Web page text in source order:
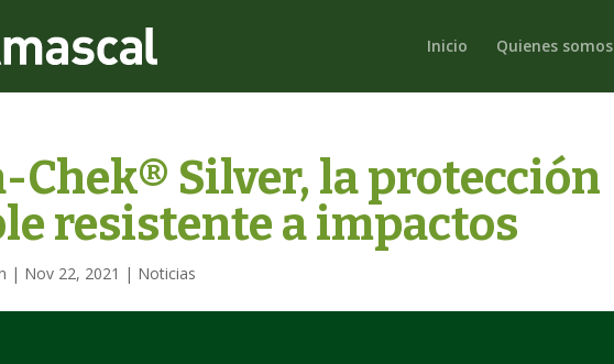
Inicio Quienes somos
Chek® Silver, la protección
resistente a impactos
| Nov 22, 2021 | Noticias